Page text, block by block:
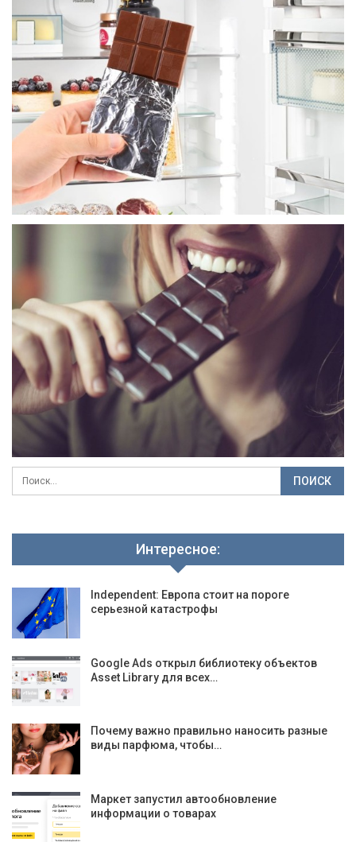
Интересное:
Independent: Европа стоит на пороге
серьезной катастрофы
Google Ads открыл библиотеку объектов
Asset Library для всех…
Почему важно правильно наносить разные
виды парфюма, чтобы…
Маркет запустил автообновление
информации о товарах